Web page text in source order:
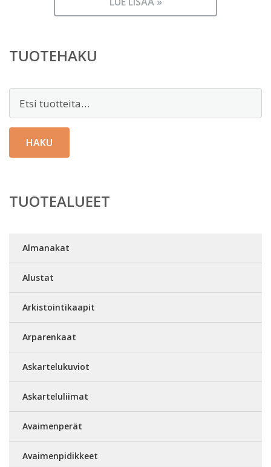
TUOTEHAKU
HAKU
TUOTEALUEET
Almanakat
Alustat
Arkistointikaapit
Arparenkaat
Askartelukuviot
Askarteluliimat
Avaimenperät
Avaimenpidikkeet